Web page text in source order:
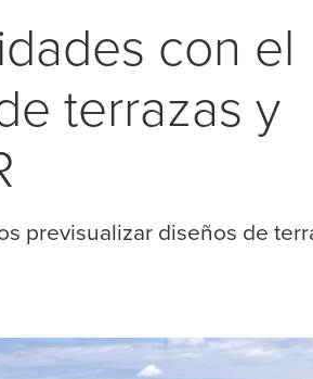
con el
terrazas y
previsualizar diseños de